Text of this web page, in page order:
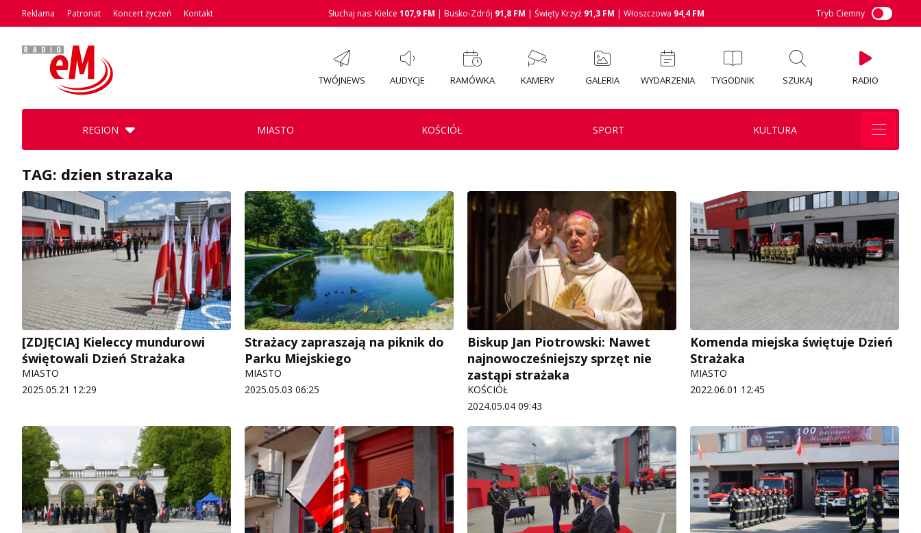
Reklama Patronat Koncert życzeń Kontakt Słuchaj nas: Kielce 107,9 FM | Busko-Zdrój 91,8 FM | Święty Krzyż 91,3 FM | Włoszczowa 94,4 FM Tryb Ciemny
TWÓJNEWS AUDYCJE RAMÓWKA KAMERY GALERIA WYDARZENIA TYGODNIK SZUKAJ RADIO
REGION MIASTO KOŚCIÓŁ SPORT KULTURA
TAG: dzien strazaka
[ZDJĘCIA] Kieleccy mundurowi
świętowali Dzień Strażaka
MIASTO
2025.05.21 12:29
Strażacy zapraszają na piknik do
Parku Miejskiego
MIASTO
2025.05.03 06:25
Biskup Jan Piotrowski: Nawet
najnowocześniejszy sprzęt nie
zastąpi strażaka
KOŚCIÓŁ
2024.05.04 09:43
Komenda miejska świętuje Dzień
Strażaka
MIASTO
2022.06.01 12:45